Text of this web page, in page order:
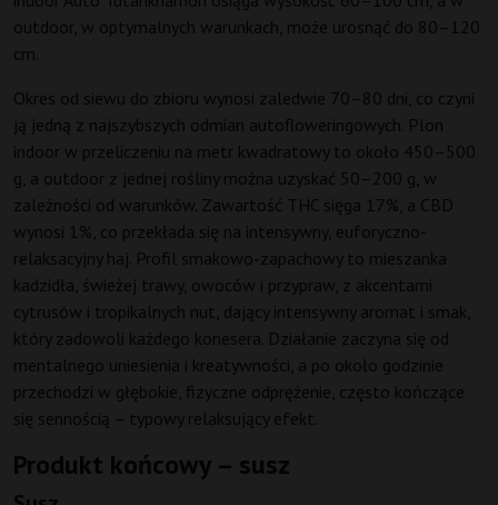
outdoor, w optymalnych warunkach, może urosnąć do 80–120
cm.
Okres od siewu do zbioru wynosi zaledwie 70–80 dni, co czyni
ją jedną z najszybszych odmian autofloweringowych. Plon
indoor w przeliczeniu na metr kwadratowy to około 450–500
g, a outdoor z jednej rośliny można uzyskać 50–200 g, w
zależności od warunków. Zawartość THC sięga 17%, a CBD
wynosi 1%, co przekłada się na intensywny, euforyczno-
relaksacyjny haj. Profil smakowo-zapachowy to mieszanka
kadzidła, świeżej trawy, owoców i przypraw, z akcentami
cytrusów i tropikalnych nut, dający intensywny aromat i smak,
który zadowoli każdego konesera. Działanie zaczyna się od
mentalnego uniesienia i kreatywności, a po około godzinie
przechodzi w głębokie, fizyczne odprężenie, często kończące
się sennością – typowy relaksujący efekt.
Produkt końcowy – susz